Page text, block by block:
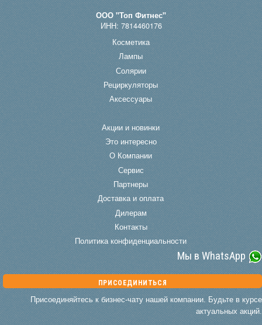
ООО "Топ Фитнес"
ИНН: 7814460176
Косметика
Лампы
Солярии
Рециркуляторы
Аксессуары
Акции и новинки
Это интересно
О Компании
Сервис
Партнеры
Доставка и оплата
Дилерам
Контакты
Политика конфиденциальности
Мы в WhatsApp
ПРИСОЕДИНИТЬСЯ
Присоединяйтесь к бизнес-чату нашей компании. Будьте в курсе
актуальных акций.